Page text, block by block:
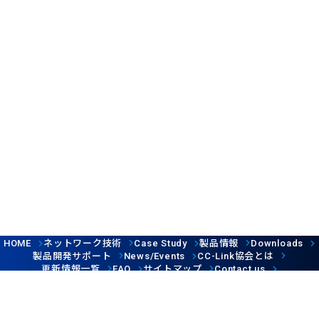
HOME ネットワーク技術 Case Study 製品情報 Downloads
製品開発サポート News/Events CC-Link協会とは
更新情報一覧
FAQ サイトマップ Contact us